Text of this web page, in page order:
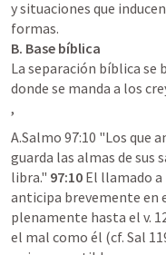
y situaciones que
B. Base bíblica
La separación bíblica se
donde se manda a los
,
A.Salmo 97:10 "Los que
guarda las almas de sus
libra." 97:10 El llamado
anticipa brevemente en
plenamente hasta el v.
el mal como él (cf. Sal